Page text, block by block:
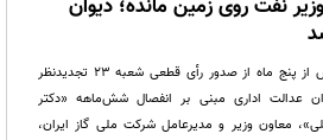
نفت روی زمین مانده؛ دیوان
بیش از پنج ماه از صدور رأی قطعی شعبه ۲۳ تجدیدنظر
عدالت اداری مبنی بر انفصال شش‌ماهه «دکتر
معاون وزیر و مدیرعامل شرکت ملی گاز ایران،